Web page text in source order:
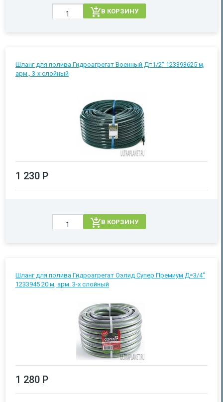
В КОРЗИНУ
Шланг для полива Гидроагрегат Военный Д=1/2" 123393625 м,
арм., 3-х слойный
1 230 Р
В КОРЗИНУ
Шланг для полива Гидроагрегат Оэлид Супер Премиум Д=3/4"
1233945 20 м, арм. 3-х слойный
1 280 Р